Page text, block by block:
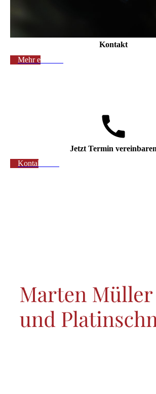
Kontakt
Mehr erfahren
Jetzt Termin vereinbaren
Kontaktieren